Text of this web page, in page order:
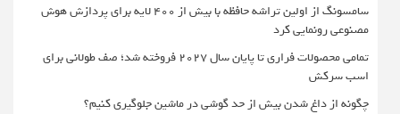
سامسونگ از اولین تراشه حافظه با بیش از ۴۰۰ لایه برای پردازش هوش
مصنوعی رونمایی کرد
تمامی محصولات فراری تا پایان سال ۲۰۲۷ فروخته شد؛ صف طولانی برای
اسب سرکش
چگونه از داغ شدن بیش از حد گوشی در ماشین جلوگیری کنیم؟